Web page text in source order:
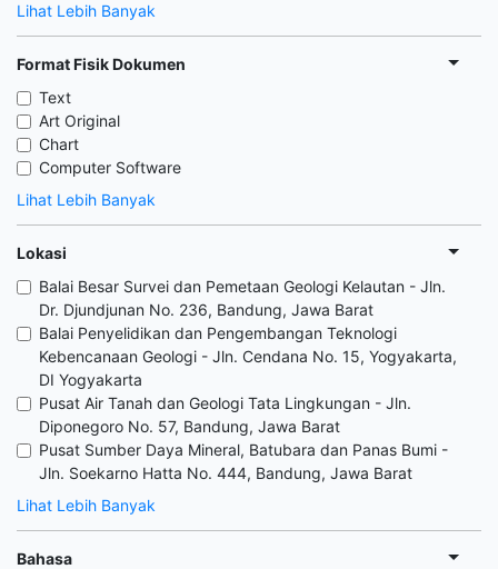
Lihat Lebih Banyak
Format Fisik Dokumen
Text
Art Original
Chart
Computer Software
Lihat Lebih Banyak
Lokasi
Balai Besar Survei dan Pemetaan Geologi Kelautan - Jln.
Dr. Djundjunan No. 236, Bandung, Jawa Barat
Balai Penyelidikan dan Pengembangan Teknologi
Kebencanaan Geologi - Jln. Cendana No. 15, Yogyakarta,
DI Yogyakarta
Pusat Air Tanah dan Geologi Tata Lingkungan - Jln.
Diponegoro No. 57, Bandung, Jawa Barat
Pusat Sumber Daya Mineral, Batubara dan Panas Bumi -
Jln. Soekarno Hatta No. 444, Bandung, Jawa Barat
Lihat Lebih Banyak
Bahasa